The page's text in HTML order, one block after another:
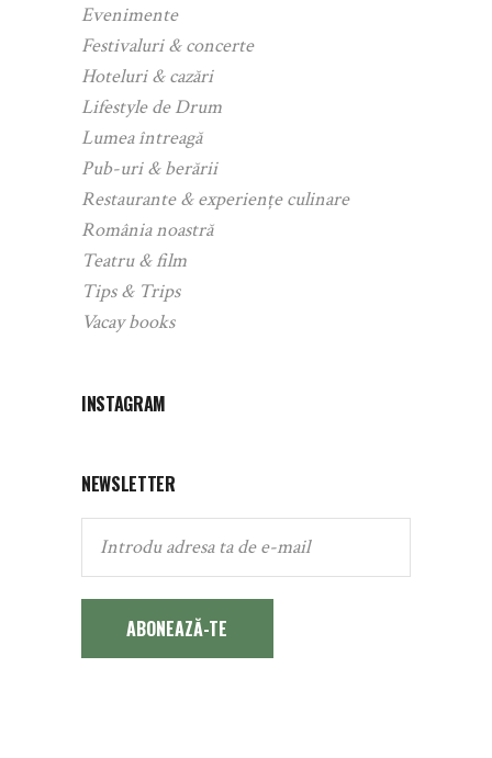
Evenimente
Festivaluri & concerte
Hoteluri & cazări
Lifestyle de Drum
Lumea întreagă
Pub-uri & berării
Restaurante & experiențe culinare
România noastră
Teatru & film
Tips & Trips
Vacay books
INSTAGRAM
NEWSLETTER
ABONEAZĂ-TE